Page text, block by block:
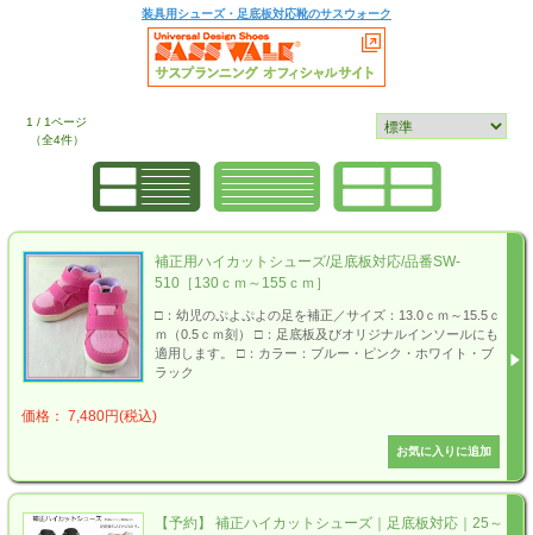
装具用シューズ・足底板対応靴のサスウォーク
1 / 1ページ
（全4件）
補正用ハイカットシューズ/足底板対応/品番SW-
510［130ｃｍ～155ｃｍ］
□：幼児のぷよぷよの足を補正／サイズ：13.0ｃｍ～15.5ｃ
ｍ（0.5ｃｍ刻） □：足底板及びオリジナルインソールにも
適用します。 □：カラー：ブルー・ピンク・ホワイト・ブ
ラック
価格： 7,480円(税込)
【予約】 補正ハイカットシューズ｜足底板対応｜25～